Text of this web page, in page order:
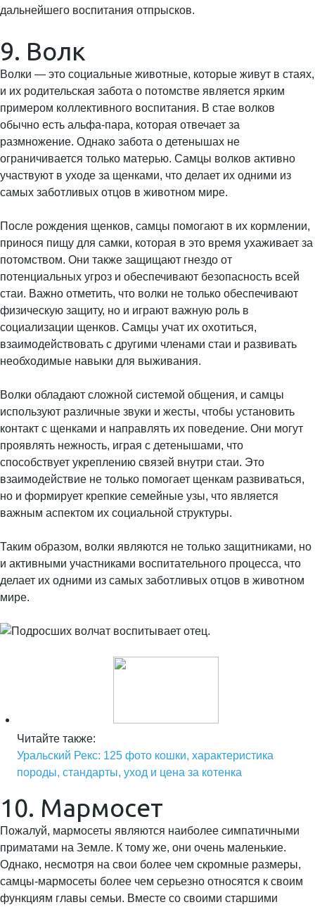
9. Волк
Волки — это социальные животные, которые живут в стаях,
и их родительская забота о потомстве является ярким
примером коллективного воспитания. В стае волков
обычно есть альфа-пара, которая отвечает за
размножение. Однако забота о детенышах не
ограничивается только матерью. Самцы волков активно
участвуют в уходе за щенками, что делает их одними из
самых заботливых отцов в животном мире.
После рождения щенков, самцы помогают в их кормлении,
принося пищу для самки, которая в это время ухаживает за
потомством. Они также защищают гнездо от
потенциальных угроз и обеспечивают безопасность всей
стаи. Важно отметить, что волки не только обеспечивают
физическую защиту, но и играют важную роль в
социализации щенков. Самцы учат их охотиться,
взаимодействовать с другими членами стаи и развивать
необходимые навыки для выживания.
Волки обладают сложной системой общения, и самцы
используют различные звуки и жесты, чтобы установить
контакт с щенками и направлять их поведение. Они могут
проявлять нежность, играя с детенышами, что
способствует укреплению связей внутри стаи. Это
взаимодействие не только помогает щенкам развиваться,
но и формирует крепкие семейные узы, что является
важным аспектом их социальной структуры.
Таким образом, волки являются не только защитниками, но
и активными участниками воспитательного процесса, что
делает их одними из самых заботливых отцов в животном
мире.
Читайте также:
Уральский Рекс: 125 фото кошки, характеристика
породы, стандарты, уход и цена за котенка
10. Мармосет
Пожалуй, мармосеты являются наиболее симпатичными
приматами на Земле. К тому же, они очень маленькие.
Однако, несмотря на свои более чем скромные размеры,
самцы-мармосеты более чем серьезно относятся к своим
функциям главы семьи. Вместе со своими старшими